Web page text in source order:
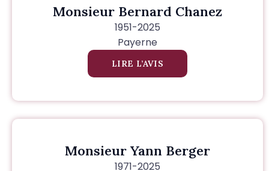
Monsieur Bernard Chanez
1951-2025
Payerne
LIRE L’AVIS
Monsieur Yann Berger
1971-2025